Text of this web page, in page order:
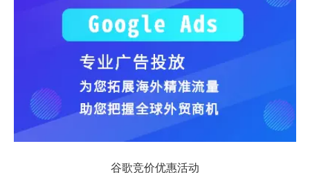
谷歌竞价优惠活动